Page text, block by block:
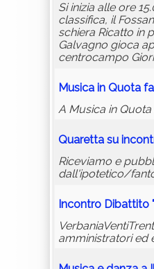
Si inizia alle ore
classifica, il
schiera Ricatto in
Galvagno gioca
centrocampo
Musica in Quota
A Musica in
Quaretta su
Riceviamo e
dall'ipotetico/
Incontro Dibattito
amministratori ed